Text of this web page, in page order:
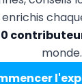
monde.